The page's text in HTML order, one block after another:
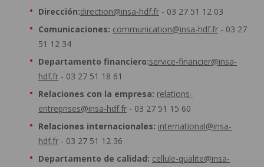
Dirección:direction@insa-hdf.fr - 03 27 51 12 03
Comunicaciones: communication@insa-hdf.fr - 03 27
51 12 34
Departamento financiero:service-financier@insa-
hdf.fr - 03 27 51 18 61
Relaciones con la empresa: relations-
entreprises@insa-hdf.fr - 03 27 51 15 60
Relaciones internacionales: international@insa-
hdf.fr - 03 27 51 12 36
Departamento de calidad: cellule-qualite@insa-